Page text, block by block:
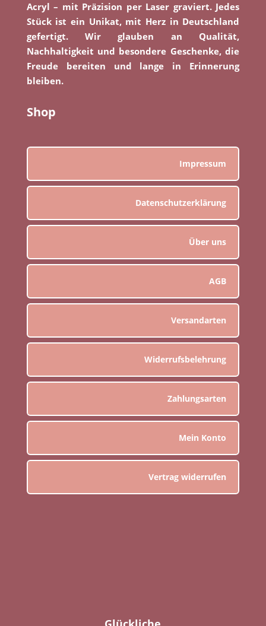
Acryl – mit Präzision per Laser graviert. Jedes
Stück ist ein Unikat, mit Herz in Deutschland
gefertigt. Wir glauben an Qualität,
Nachhaltigkeit und besondere Geschenke, die
Freude bereiten und lange in Erinnerung
bleiben.
Shop
Impressum
Datenschutzerklärung
Über uns
AGB
Versandarten
Widerrufsbelehrung
Zahlungsarten
Mein Konto
Vertrag widerrufen